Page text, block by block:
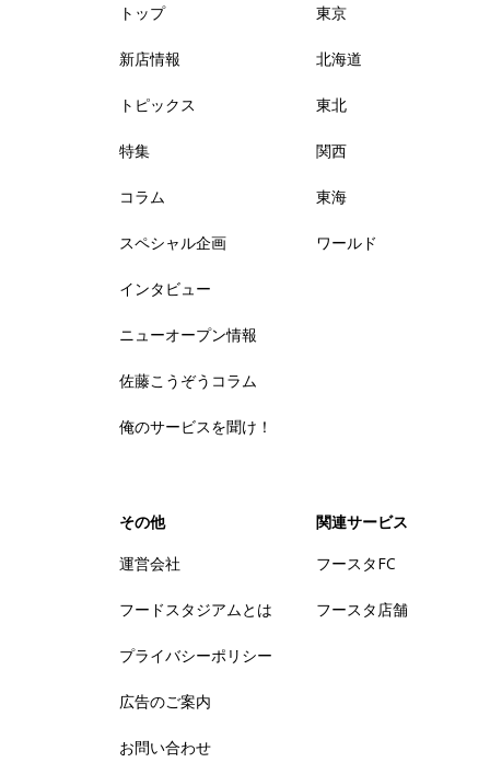
トップ
新店情報
トピックス
特集
コラム
スペシャル企画
インタビュー
ニューオープン情報
佐藤こうぞうコラム
俺のサービスを聞け！
東京
北海道
東北
関西
東海
ワールド
その他
運営会社
フードスタジアムとは
プライバシーポリシー
広告のご案内
お問い合わせ
関連サービス
フースタFC
フースタ店舗